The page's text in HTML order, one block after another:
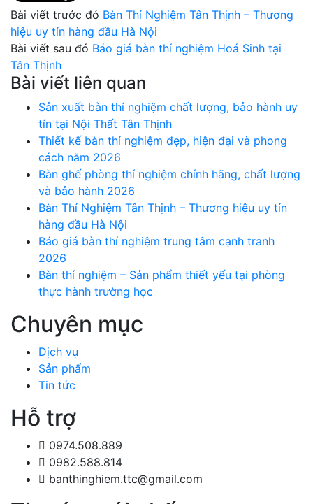
Bài viết trước đó Bàn Thí Nghiệm Tân Thịnh – Thương
hiệu uy tín hàng đầu Hà Nội
Bài viết sau đó Báo giá bàn thí nghiệm Hoá Sinh tại
Tân Thịnh
Bài viết liên quan
Sản xuất bàn thí nghiệm chất lượng, bảo hành uy
tín tại Nội Thất Tân Thịnh
Thiết kế bàn thí nghiệm đẹp, hiện đại và phong
cách năm 2026
Bàn ghế phòng thí nghiệm chính hãng, chất lượng
và bảo hành 2026
Bàn Thí Nghiệm Tân Thịnh – Thương hiệu uy tín
hàng đầu Hà Nội
Báo giá bàn thí nghiệm trung tâm cạnh tranh
2026
Bàn thí nghiệm – Sản phẩm thiết yếu tại phòng
thực hành trường học
Chuyên mục
Dịch vụ
Sản phẩm
Tin tức
Hỗ trợ
0974.508.889
0982.588.814
banthinghiem.ttc@gmail.com